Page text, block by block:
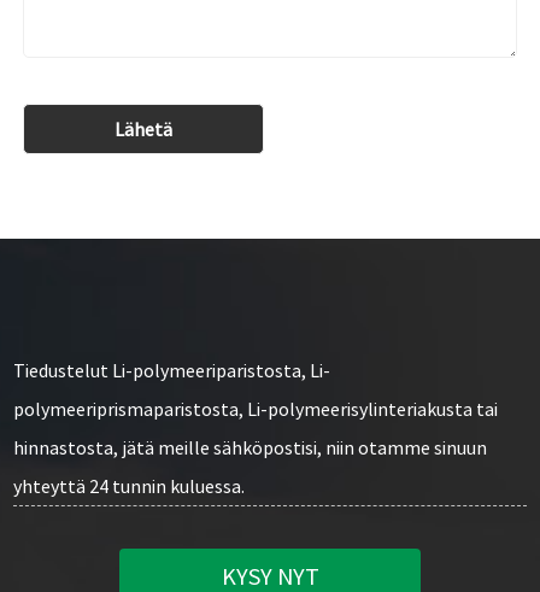
Tiedustelut Li-polymeeriparistosta, Li-
polymeeriprismaparistosta, Li-polymeerisylinteriakusta tai
hinnastosta, jätä meille sähköpostisi, niin otamme sinuun
yhteyttä 24 tunnin kuluessa.
KYSY NYT